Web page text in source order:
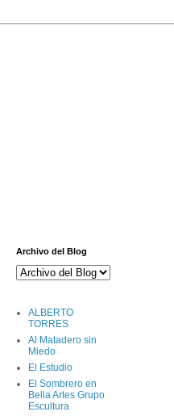
Archivo del Blog
ALBERTO
TORRES
Al Matadero sin
Miedo
El Estudio
El Sombrero en
Bella Artes Grupo
Escultura